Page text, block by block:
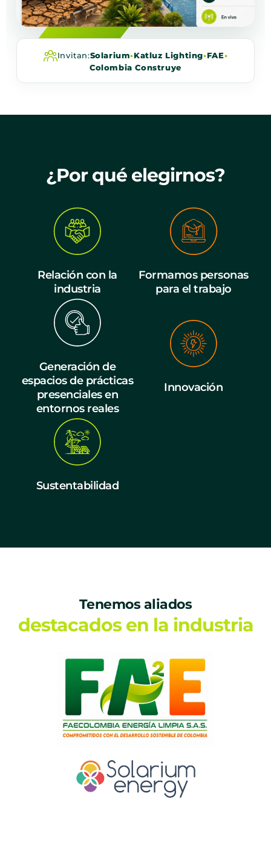
Invitan:Solarium•Katluz Lighting•FAE•
Colombia Construye
¿Por qué elegirnos?
Relación con la
industria
Formamos personas
para el trabajo
Generación de
espacios de prácticas
presenciales en
entornos reales
Innovación
Sustentabilidad
Tenemos aliados
destacados en la industria